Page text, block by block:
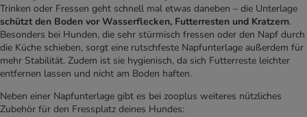
Trinken oder Fressen geht schnell mal etwas daneben – die Unterlage
schützt den Boden vor Wasserflecken, Futterresten und Kratzern.
Besonders bei Hunden, die sehr stürmisch fressen oder den Napf durch
die Küche schieben, sorgt eine rutschfeste Napfunterlage außerdem für
mehr Stabilität. Zudem ist sie hygienisch, da sich Futterreste leichter
entfernen lassen und nicht am Boden haften.
Neben einer Napfunterlage gibt es bei zooplus weiteres nützliches
Zubehör für den Fressplatz deines Hundes: